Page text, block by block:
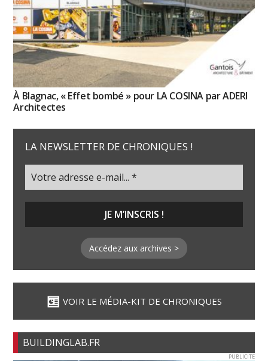
À Blagnac, « Effet bombé » pour LA COSINA par ADERI
Architectes
LA NEWSLETTER DE CHRONIQUES !
Accédez aux archives >
VOIR LE MÉDIA-KIT DE CHRONIQUES
BUILDINGLAB.FR
PUBLICITE